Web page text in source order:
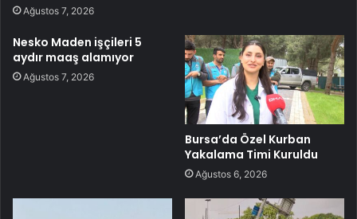
Ağustos 7, 2026
Nesko Maden işçileri 5
aydır maaş alamıyor
Ağustos 7, 2026
Bursa’da Özel Kurban
Yakalama Timi Kuruldu
Ağustos 6, 2026